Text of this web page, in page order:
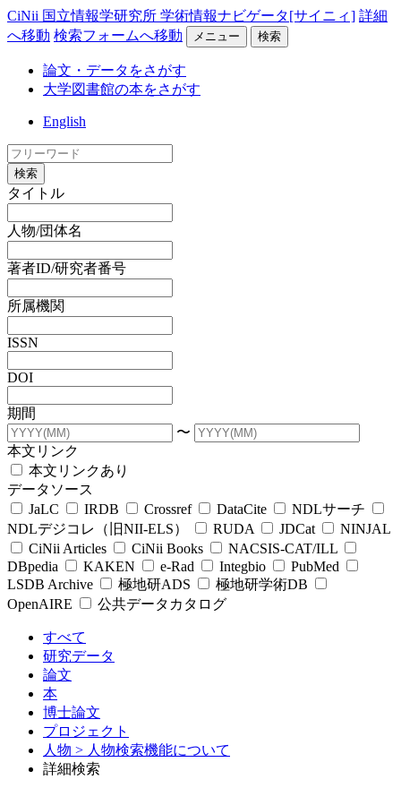
CiNii 国立情報学研究所 学術情報ナビゲータ[サイニィ] 詳細
へ移動 検索フォームへ移動 メニュー 検索
論文・データをさがす
大学図書館の本をさがす
English
検索
タイトル
人物/団体名
著者ID/研究者番号
所属機関
ISSN
DOI
期間
〜
本文リンク
本文リンクあり
データソース
JaLC
IRDB Crossref DataCite
NDLサーチ
NDLデジコレ（旧NII-ELS）
RUDA JDCat
NINJAL
CiNii Articles
CiNii Books
NACSIS-CAT/ILL
DBpedia
KAKEN e-Rad Integbio
PubMed
LSDB Archive
極地研ADS
極地研学術DB
OpenAIRE
公共データカタログ
すべて
研究データ
論文
本
博士論文
プロジェクト
人物 > 人物検索機能について
詳細検索